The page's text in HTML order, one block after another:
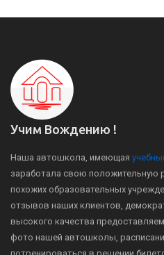
Учим Вождению !
Наша автошкола, имеющая
заработала свою положительную
похожих образовательных
отзывов наших клиентов,
высокого качества
фото нашей автошколы,